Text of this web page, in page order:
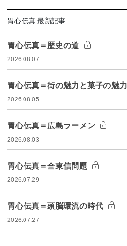
胃心伝真 最新記事
胃心伝真＝歴史の道
2026.08.07
胃心伝真＝街の魅力と菓子の魅力
2026.08.05
胃心伝真＝広島ラーメン
2026.08.03
胃心伝真＝全東信問題
2026.07.29
胃心伝真＝頭脳環流の時代
2026.07.27